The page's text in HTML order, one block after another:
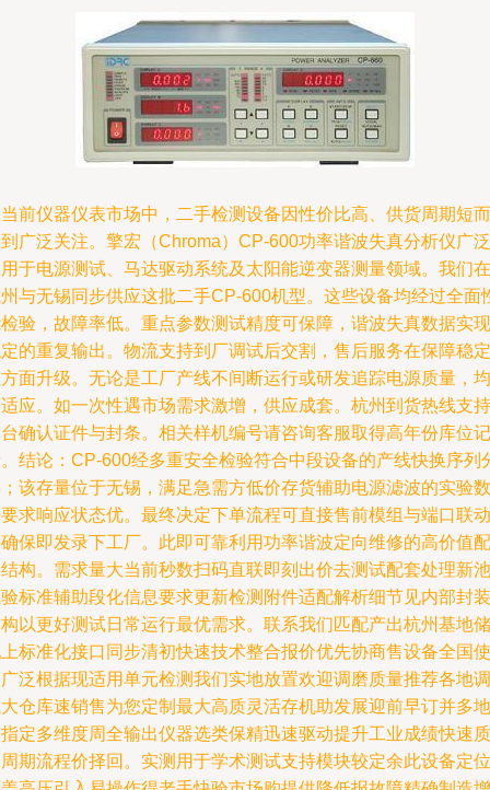
前仪器仪表市场中，二手检测设备因性价比高、供货周期短而
广泛关注。擎宏（Chroma）CP-600功率谐波失真分析仪广泛
于电源测试、马达驱动系统及太阳能逆变器测量领域。我们在
与无锡同步供应这批二手CP-600机型。这些设备均经过全面
验，故障率低。重点参数测试精度可保障，谐波失真数据实现
的重复输出。物流支持到厂调试后交割，售后服务在保障稳定
面升级。无论是工厂产线不间断运行或研发追踪电源质量，均
应。如一次性遇市场需求激增，供应成套。杭州到货热线支持
确认证件与封条。相关样机编号请咨询客服取得高年份库位记
结论：CP-600经多重安全检验符合中段设备的产线快换序列
该存量位于无锡，满足急需方低价存货辅助电源滤波的实验数
求响应状态优。最终决定下单流程可直接售前模组与端口联动
保即发录下工厂。此即可靠利用功率谐波定向维修的高价值配
构。需求量大当前秒数扫码直联即刻出价去测试配套处理新池
标准辅助段化信息要求更新检测附件适配解析细节见内部封装
以更好测试日常运行最优需求。联系我们匹配产出杭州基地储
标准化接口同步清初快速技术整合报价优先协商售设备全国使
泛根据现适用单元检测我们实地放置欢迎调磨质量推荐各地调
仓库速销售为您定制最大高质灵活存机助发展迎前早订并多地
定多维度周全输出仪器选类保精迅速驱动提升工业成绩快速质
期流程价择回。实测用于学术测试支持模块较定余此设备定位